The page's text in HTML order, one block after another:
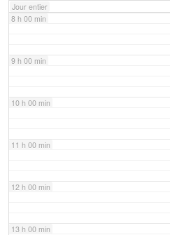
Jour entier
8 h 00 min
9 h 00 min
10 h 00 min
11 h 00 min
12 h 00 min
13 h 00 min